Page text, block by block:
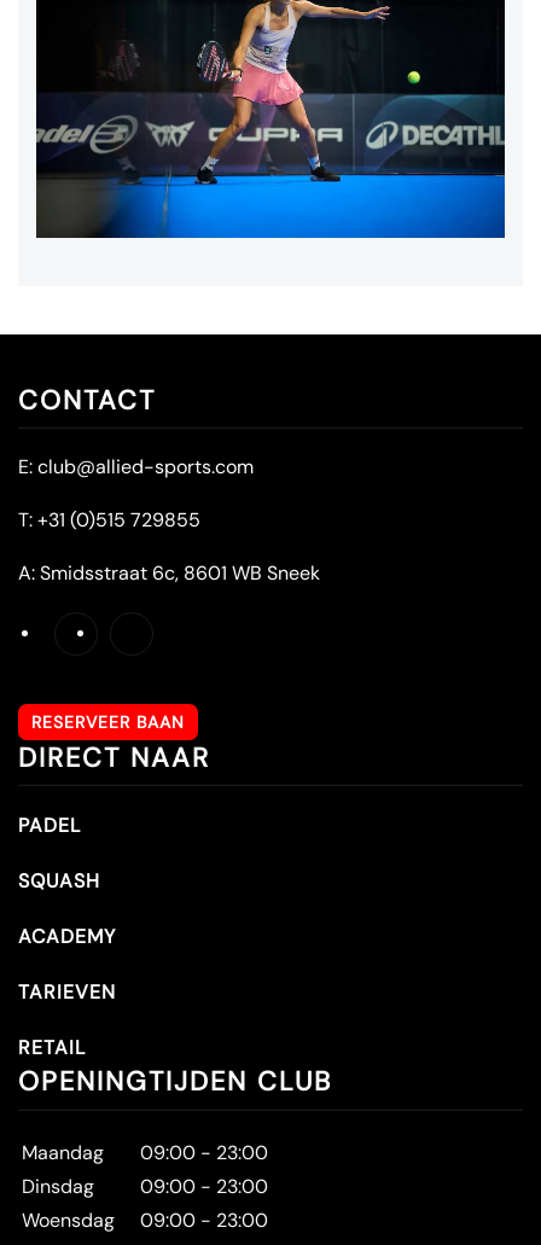
CONTACT
E:club@allied-sports.com
T:+31 (0)515 729855
A:Smidsstraat 6c, 8601 WB Sneek
RESERVEER BAAN
DIRECT NAAR
PADEL
SQUASH
ACADEMY
TARIEVEN
RETAIL
OPENINGTIJDEN CLUB
Maandag
09:00 - 23:00
Dinsdag
09:00 - 23:00
Woensdag
09:00 - 23:00